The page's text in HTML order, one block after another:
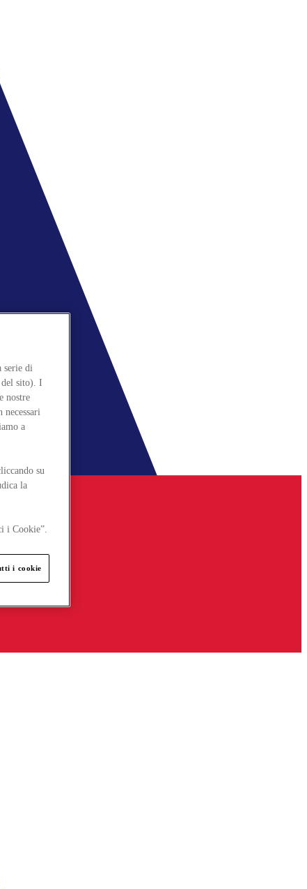
serie di
del sito). I
nostre
necessari
a
su
la
i Cookie”.
i cookie